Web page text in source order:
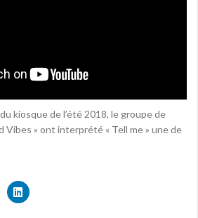
kiosque de l’été 2018, le groupe de
Vibes » ont interprété « Tell me » une de